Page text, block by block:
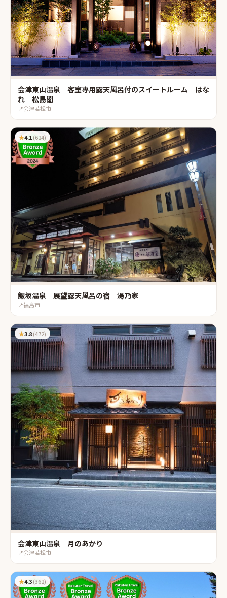
会津東山温泉 客室専用露天風呂付のスイートルーム はな
れ 松島閣
📍会津若松市
★4.1(624)
飯坂温泉 展望露天風呂の宿 湯乃家
📍福島市
★3.8(472)
会津東山温泉 月のあかり
📍会津若松市
★4.3(362)